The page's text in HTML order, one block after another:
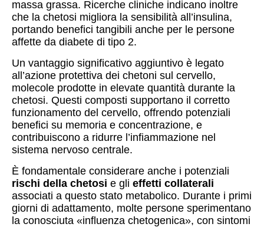
massa grassa. Ricerche cliniche indicano inoltre
che la chetosi migliora la sensibilità all’insulina,
portando benefici tangibili anche per le persone
affette da diabete di tipo 2.
Un vantaggio significativo aggiuntivo è legato
all’azione protettiva dei chetoni sul cervello,
molecole prodotte in elevate quantità durante la
chetosi. Questi composti supportano il corretto
funzionamento del cervello, offrendo potenziali
benefici su memoria e concentrazione, e
contribuiscono a ridurre l’infiammazione nel
sistema nervoso centrale.
È fondamentale considerare anche i potenziali
rischi della chetosi e gli effetti collaterali
associati a questo stato metabolico. Durante i primi
giorni di adattamento, molte persone sperimentano
la conosciuta «influenza chetogenica», con sintomi